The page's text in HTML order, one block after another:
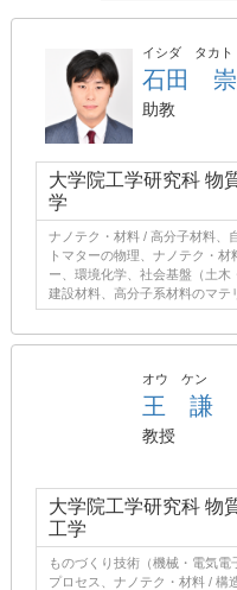
イシダ タカト
石田 崇
助教
大学院工学研究科 物
学
ナノテク・材料 / 高分子材料、
トマターの物理、ナノテク・
ー、環境化学、社会基盤（土木
建設材料、高分子系材料のマテ
オウ ケン
王 謙
教授
大学院工学研究科 物
工学
ものづくり技術（機械・電気
プロセス、ナノテク・材料 / 構